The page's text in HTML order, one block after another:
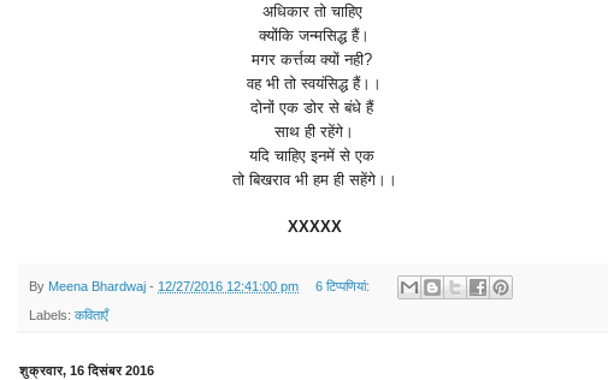
अधिकार तो चाहिए
क्योंकि जन्मसिद्ध हैं।
मगर कर्त्तव्य क्यों नही?
वह भी तो स्वयंसिद्ध हैं।।
दोनों एक डोर से बंधे हैं
साथ ही रहेंगे।
यदि चाहिए इनमें सेएक
तो बिखराव भी हम ही सहेंगे।।
XXXXX
By Meena Bhardwaj - 12/27/2016 12:41:00 pm 6 टिप्‍पणियां:
Labels: कविताएँ
शुक्रवार, 16 दिसंबर 2016